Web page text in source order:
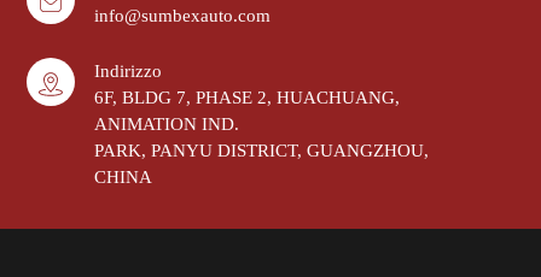
info@sumbexauto.com
Indirizzo
6F, BLDG 7, PHASE 2, HUACHUANG,
ANIMATION IND.
PARK, PANYU DISTRICT, GUANGZHOU,
CHINA